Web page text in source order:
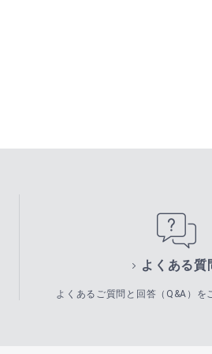
よくある質
よくあるご質問と回答（Q&A）を